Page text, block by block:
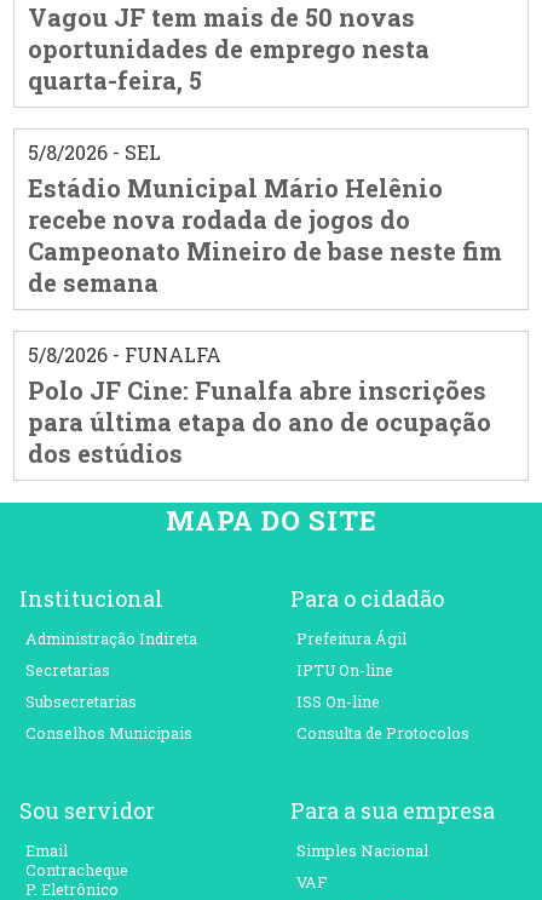
Vagou JF tem mais de 50 novas
oportunidades de emprego nesta
quarta-feira, 5
5/8/2026 - SEL
Estádio Municipal Mário Helênio
recebe nova rodada de jogos do
Campeonato Mineiro de base neste fim
de semana
5/8/2026 - FUNALFA
Polo JF Cine: Funalfa abre inscrições
para última etapa do ano de ocupação
dos estúdios
MAPA DO SITE
Institucional
Administração Indireta
Secretarias
Subsecretarias
Conselhos Municipais
Para o cidadão
Prefeitura Ágil
IPTU On-line
ISS On-line
Consulta de Protocolos
Sou servidor
Email
Contracheque
P. Eletrônico
Para a sua empresa
Simples Nacional
VAF